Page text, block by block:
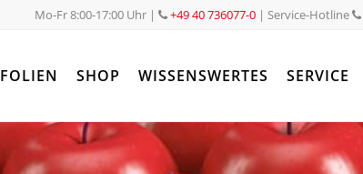
Mo-Fr 8:00-17:00 Uhr | +49 40 736077-0 | Service-Hotline
FOLIEN SHOP WISSENSWERTES SERVICE